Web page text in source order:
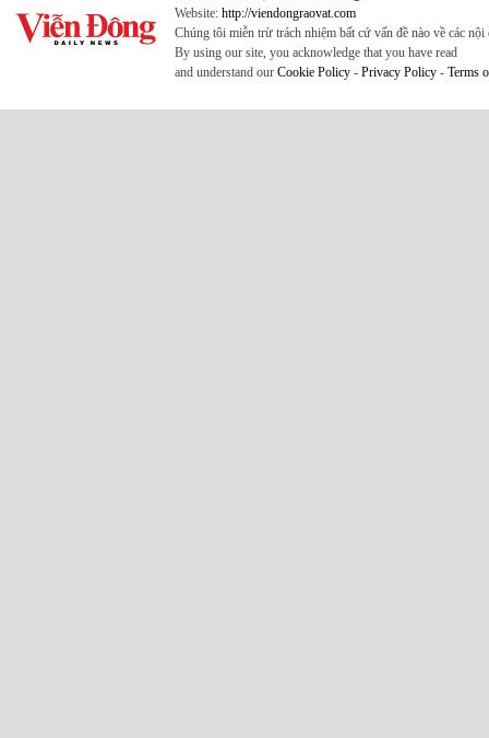
Website: http://viendongraovat.com
Chúng tôi miễn trừ trách nhiệm bất cứ vấn đề nào về các
By using our site, you acknowledge that you have read
and understand our Cookie Policy - Privacy Policy - Terms